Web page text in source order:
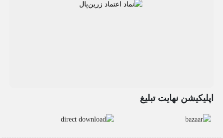
اپلیکیشن نهایت تبلیغ